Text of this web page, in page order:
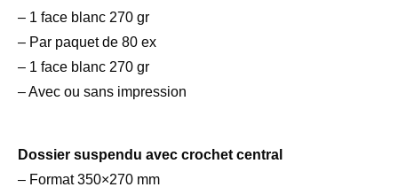
– 1 face blanc 270 gr
– Par paquet de 80 ex
– 1 face blanc 270 gr
– Avec ou sans impression
Dossier suspendu avec crochet central
– Format 350×270 mm